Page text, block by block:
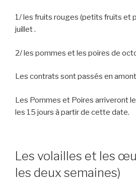
1/ les fruits rouges (petits fruits et
juillet .
2/ les pommes et les poires de
Les contrats sont passés en
Les Pommes et Poires arriveront
les 15 jours à partir de cette date.
Les volailles et les
les deux semaines)